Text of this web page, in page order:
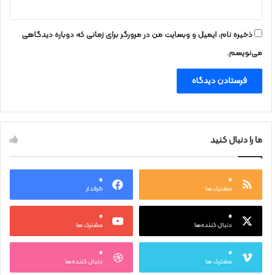
ذخیره نام، ایمیل و وبسایت من در مرورگر برای زمانی که دوباره دیدگاهی
می‌نویسم.
ما را دنبال کنید
۰
مشترک ها
۰
طرفدار
۰
دنبال کننده‌ها
۰
مشترک ها
۰
مشترک ها
۰
دنبال کننده‌ها